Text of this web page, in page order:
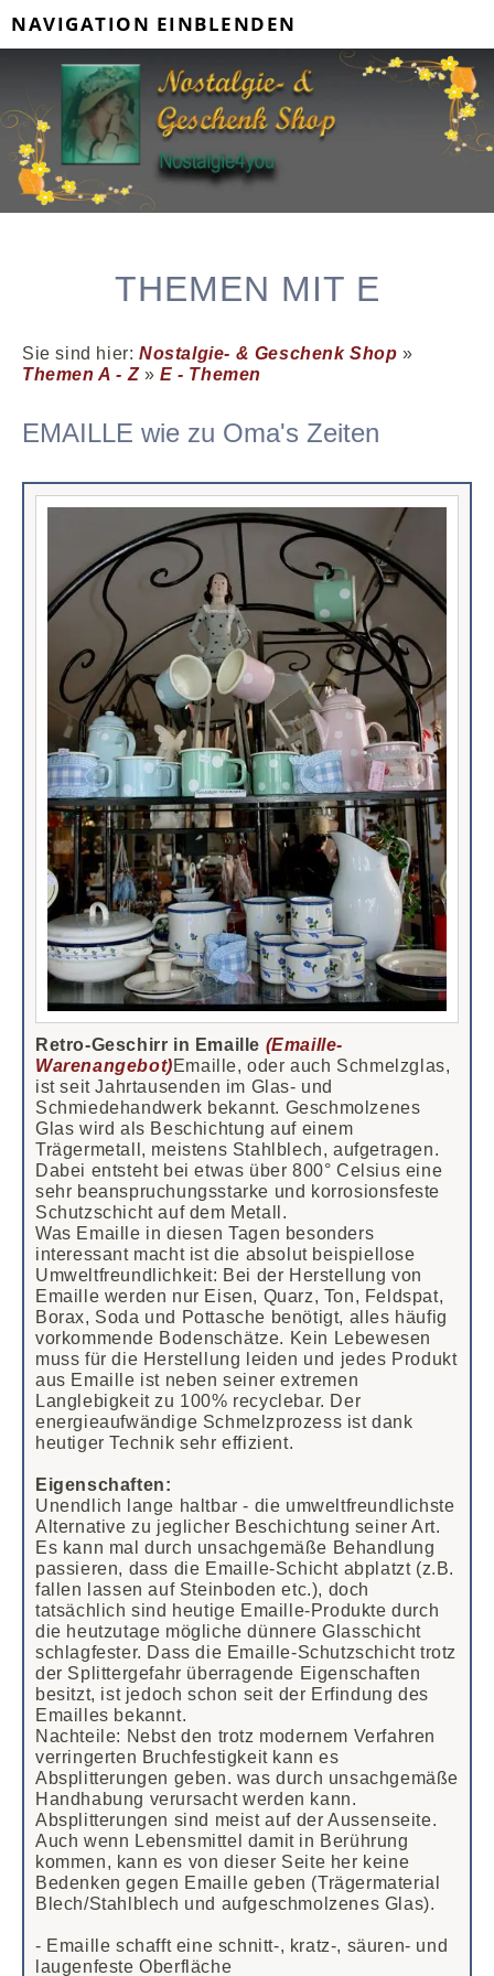
NAVIGATION EINBLENDEN
THEMEN MIT E
Sie sind hier: Nostalgie- & Geschenk Shop »
Themen A - Z»E - Themen
EMAILLE wie zu Oma's Zeiten
Retro-Geschirr in Emaille (Emaille-
Warenangebot)Emaille, oder auch Schmelzglas,
ist seit Jahrtausenden im Glas- und
Schmiedehandwerk bekannt. Geschmolzenes
Glas wird als Beschichtung auf einem
Trägermetall, meistens Stahlblech, aufgetragen.
Dabei entsteht bei etwas über 800° Celsius eine
sehr beanspruchungsstarke und korrosionsfeste
Schutzschicht auf dem Metall.
Was Emaille in diesen Tagen besonders
interessant macht ist die absolut beispiellose
Umweltfreundlichkeit: Bei der Herstellung von
Emaille werden nur Eisen, Quarz, Ton, Feldspat,
Borax, Soda und Pottasche benötigt, alles häufig
vorkommende Bodenschätze. Kein Lebewesen
muss für die Herstellung leiden und jedes Produkt
aus Emaille ist neben seiner extremen
Langlebigkeit zu 100% recyclebar. Der
energieaufwändige Schmelzprozess ist dank
heutiger Technik sehr effizient.
Eigenschaften:
Unendlich lange haltbar - die umweltfreundlichste
Alternative zu jeglicher Beschichtung seiner Art.
Es kann mal durch unsachgemäße Behandlung
passieren, dass die Emaille-Schicht abplatzt (z.B.
fallen lassen auf Steinboden etc.), doch
tatsächlich sind heutige Emaille-Produkte durch
die heutzutage mögliche dünnere Glasschicht
schlagfester. Dass die Emaille-Schutzschicht trotz
der Splittergefahr überragende Eigenschaften
besitzt, ist jedoch schon seit der Erfindung des
Emailles bekannt.
Nachteile: Nebst den trotz modernem Verfahren
verringerten Bruchfestigkeit kann es
Absplitterungen geben. was durch unsachgemäße
Handhabung verursacht werden kann.
Absplitterungen sind meist auf der Aussenseite.
Auch wenn Lebensmittel damit in Berührung
kommen, kann es von dieser Seite her keine
Bedenken gegen Emaille geben (Trägermaterial
Blech/Stahlblech und aufgeschmolzenes Glas).
- Emaille schafft eine schnitt-, kratz-, säuren- und
laugenfeste Oberfläche